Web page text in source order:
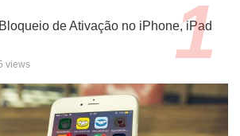
de Ativação no iPhone, iPad
views